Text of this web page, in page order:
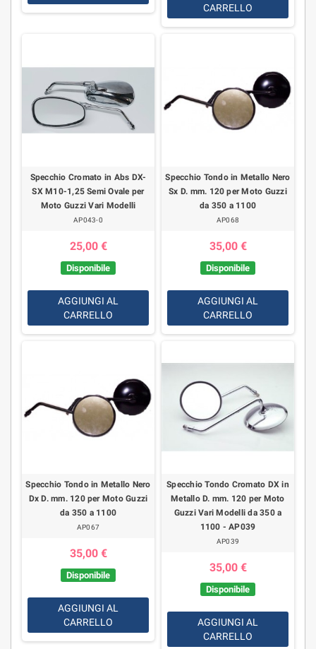
CARRELLO
Specchio Cromato in Abs DX-
SX M10-1,25 Semi Ovale per
Moto Guzzi Vari Modelli
AP043-0
25,00 €
Disponibile
AGGIUNGI AL
CARRELLO
Specchio Tondo in Metallo Nero
Sx D. mm. 120 per Moto Guzzi
da 350 a 1100
AP068
35,00 €
Disponibile
AGGIUNGI AL
CARRELLO
Specchio Tondo in Metallo Nero
Dx D. mm. 120 per Moto Guzzi
da 350 a 1100
AP067
35,00 €
Disponibile
AGGIUNGI AL
CARRELLO
Specchio Tondo Cromato DX in
Metallo D. mm. 120 per Moto
Guzzi Vari Modelli da 350 a
1100 - AP039
AP039
35,00 €
Disponibile
AGGIUNGI AL
CARRELLO